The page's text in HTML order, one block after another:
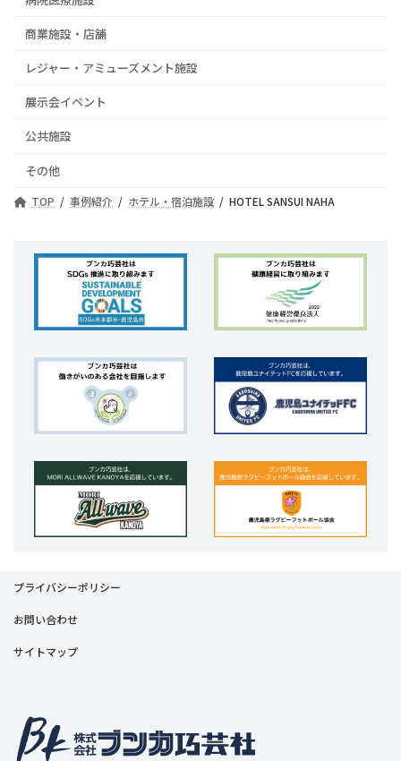
商業施設・店舗
レジャー・アミューズメント施設
展示会イベント
公共施設
その他
TOP 事例紹介 ホテル・宿泊施設 HOTEL SANSUI NAHA
プライバシーポリシー
お問い合わせ
サイトマップ